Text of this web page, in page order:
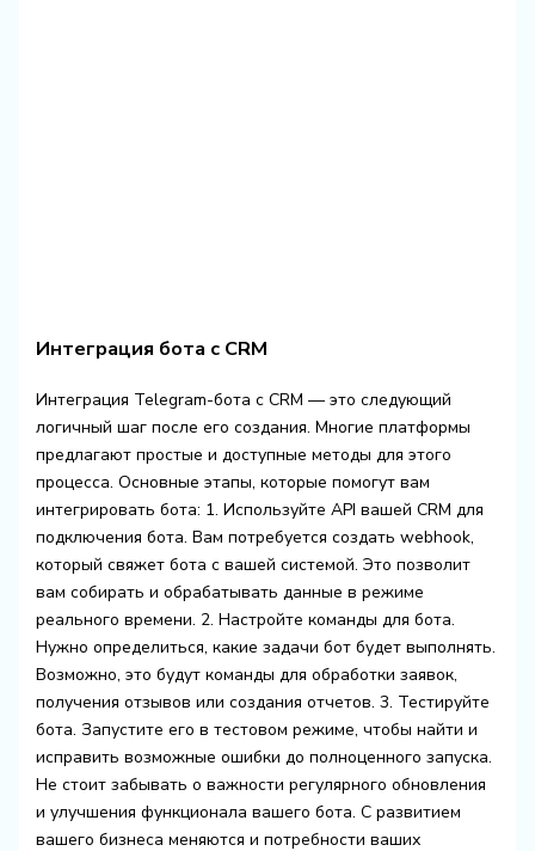
Интеграция бота с CRM
Интеграция Telegram-бота с CRM — это следующий
логичный шаг после его создания. Многие платформы
предлагают простые и доступные методы для этого
процесса. Основные этапы, которые помогут вам
интегрировать бота: 1. Используйте API вашей CRM для
подключения бота. Вам потребуется создать webhook,
который свяжет бота с вашей системой. Это позволит
вам собирать и обрабатывать данные в режиме
реального времени. 2. Настройте команды для бота.
Нужно определиться, какие задачи бот будет выполнять.
Возможно, это будут команды для обработки заявок,
получения отзывов или создания отчетов. 3. Тестируйте
бота. Запустите его в тестовом режиме, чтобы найти и
исправить возможные ошибки до полноценного запуска.
Не стоит забывать о важности регулярного обновления
и улучшения функционала вашего бота. С развитием
вашего бизнеса меняются и потребности ваших